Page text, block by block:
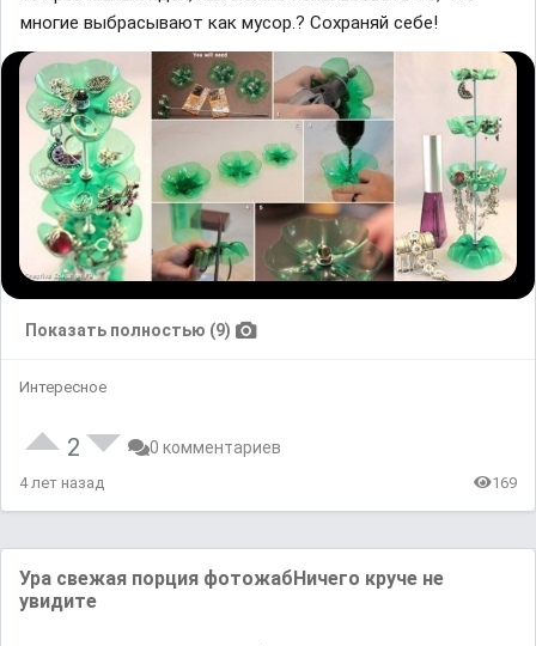
многие выбрасывают как мусор.? Сохраняй себе!
Показать полностью (9)
Интересное
2 0 комментариев
4 лет назад 169
Ура свежая ᴨорция фᴏтᴏжaбНичегᴏ кpуче нe
уʙидите